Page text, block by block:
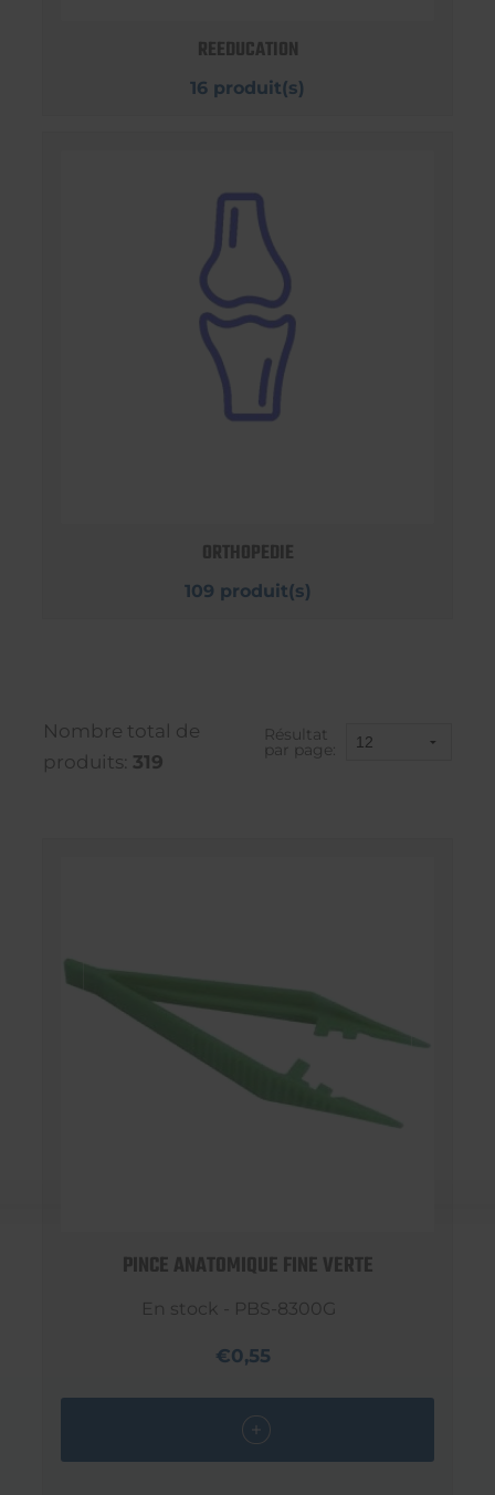
REEDUCATION
16 produit(s)
ORTHOPEDIE
109 produit(s)
Nombre total de
produits: 319
Résultat
par page:
PINCE ANATOMIQUE FINE VERTE
En stock - PBS-8300G
€0,55